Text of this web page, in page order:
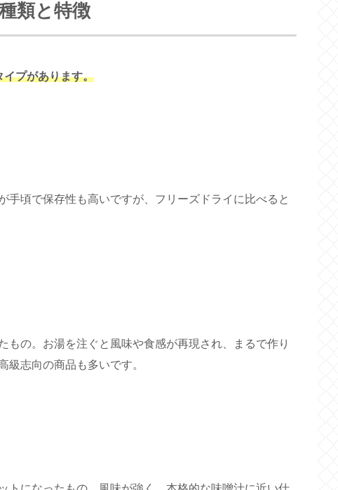
類と特徴
イプがあります。
手頃で保存性も高いですが、フリーズドライに比べると
もの。お湯を注ぐと風味や食感が再現され、まるで作り
級志向の商品も多いです。